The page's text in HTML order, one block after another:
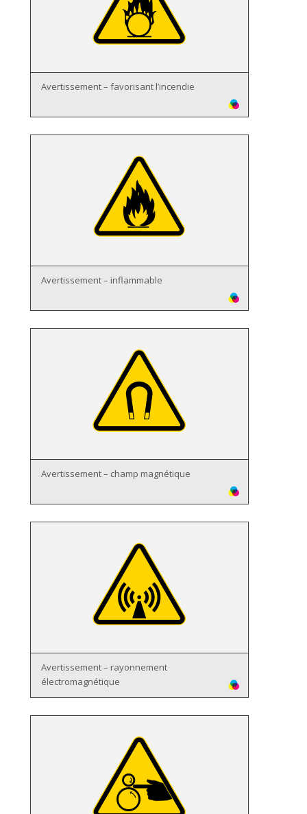
Avertissement – favorisant l’incendie
Avertissement – inflammable
Avertissement – champ magnétique
Avertissement – rayonnement
électromagnétique